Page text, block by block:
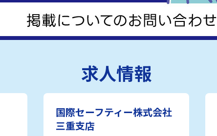
求人情報
国際セーフティー株式会社
三重支店